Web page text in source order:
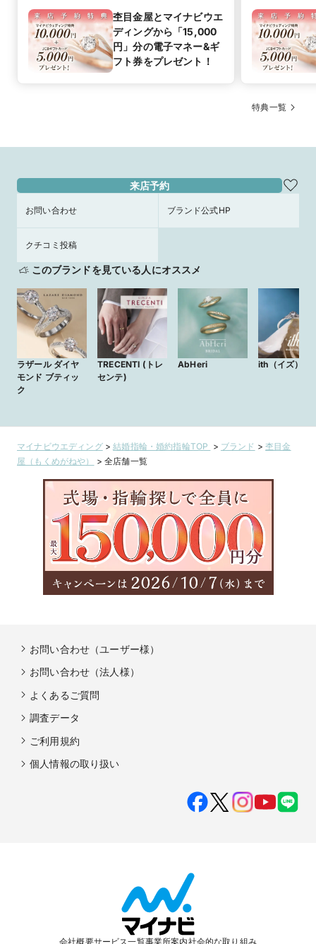
杢目金屋とマイナビウエ
ディングから「15,000
円」分の電子マネー&ギ
フト券をプレゼント！
特典一覧
来店予約
お問い合わせ ブランド公式HP
クチコミ投稿
このブランドを見ている人にオススメ
ラザール ダイヤ
モンド ブティッ
ク
TRECENTI (トレ
センテ)
AbHeri ith（イズ）
マイナビウエディング>結婚指輪・婚約指輪TOP > ブランド >杢目金
屋（もくめがねや）
>全店舗一覧
お問い合わせ（ユーザー様）
お問い合わせ（法人様）
よくあるご質問
調査データ
ご利用規約
個人情報の取り扱い
会社概要サービス一覧事業所案内社会的な取り組み